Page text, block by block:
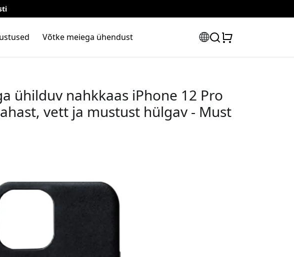
Võtke meiega ühendust
ühilduv nahkkaas iPhone 12 Pro
vett ja mustust hülgav - Must